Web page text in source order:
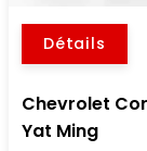
Détails
Chevrolet
Yat Ming